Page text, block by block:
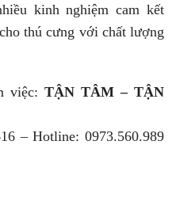
kinh nghiệm cam kết
thú cưng với chất lượng
việc: TẬN TÂM – TẬN
– Hotline: 0973.560.989